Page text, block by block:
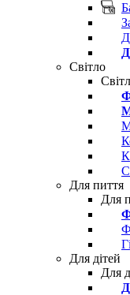
Світло
Для пиття
Для
Для дітей
Для